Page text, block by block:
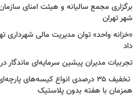
برگزاری مجمع سالیانه و هیئت امنای
شهر تهران
«خزانه واحد» توان مدیریت مالی شهرداری
داد
تجربیات مدیران پیشین سرمایه‌ای
تخفیف ۳۵ درصدی انواع کیسه‌های
همزمان با هفته بدون پلاستیک